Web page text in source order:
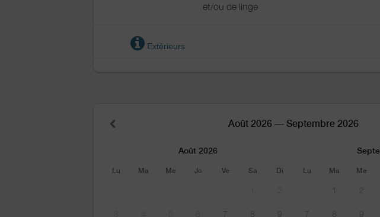
et/ou de linge
Extérieurs
Août 2026 — Septembre 2026
Août 2026
Lu Ma Me Je Ve Sa Di
7 8 9
Lu Ma Me
1 2
7 8 9